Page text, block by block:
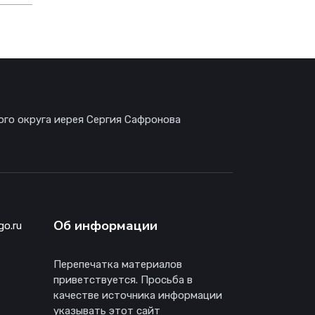
округа иерея Сергия Сафронова
Об информации
Перепечатка материалов
приветствуется. Просьба в
качестве источника информации
указывать этот сайт